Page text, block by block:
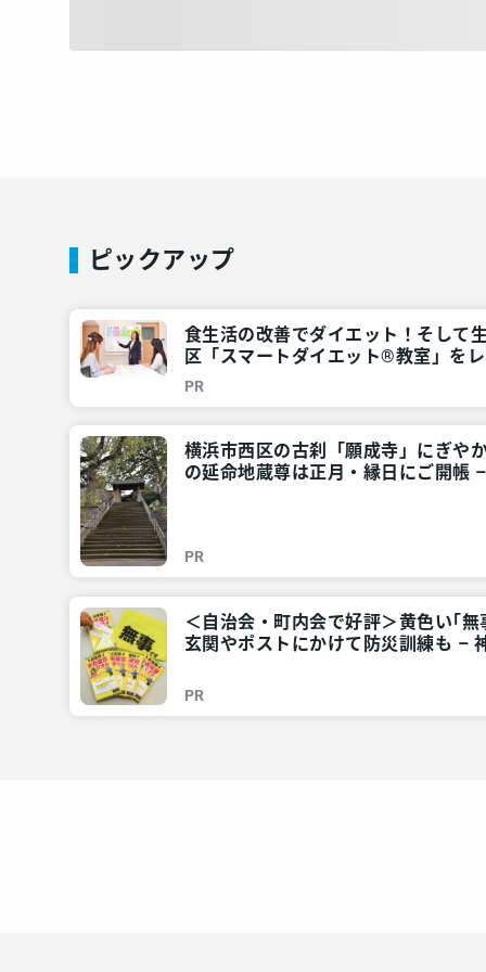
ピックアップ
食生活の改善でダイエット！そし
区「スマートダイエット®教室」を
のご近所情報 – レアリア
PR
横浜市西区の古刹「願成寺」にぎや
の延命地蔵尊は正月・縁日にご開帳
PR
＜自治会・町内会で好評＞黄色い｢
玄関やポストにかけて防災訓練も –
PR